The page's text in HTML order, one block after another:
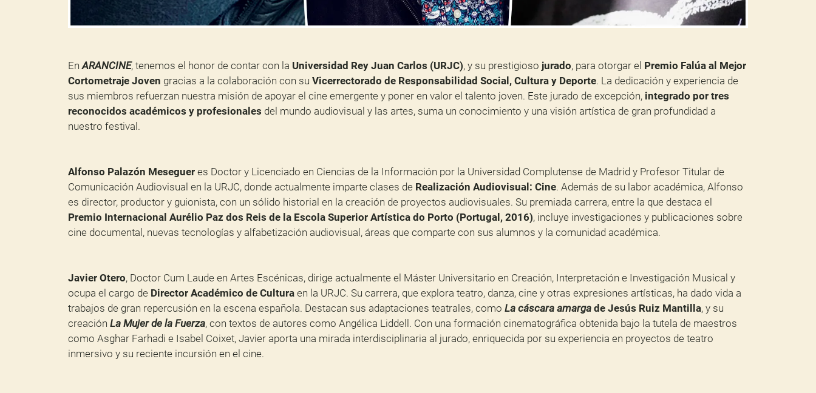
EnARANCINE, tenemos el honor de contar con la Universidad Rey Juan Carlos (URJC), y su prestigioso jurado, para otorgar el Premio Falúa al Mejor
Cortometraje Joven gracias a la colaboración con su Vicerrectorado de Responsabilidad Social, Cultura y Deporte. La dedicación y experiencia de
sus miembros refuerzan nuestra misión de apoyar el cine emergente y poner en valor el talento joven. Este jurado de excepción, integrado por tres
reconocidos académicos y profesionales del mundo audiovisual y las artes, suma un conocimiento y una visión artística de gran profundidad a
nuestro festival.
Alfonso Palazón Meseguer es Doctor y Licenciado en Ciencias de la Información por la Universidad Complutense de Madrid y Profesor Titular de
Comunicación Audiovisual en la URJC, donde actualmente imparte clases de Realización Audiovisual: Cine. Además de su labor académica, Alfonso
es director, productor y guionista, con un sólido historial en la creación de proyectos audiovisuales. Su premiada carrera, entre la que destaca el
Premio Internacional Aurélio Paz dos Reis de la Escola Superior Artística do Porto (Portugal, 2016), incluye investigaciones y publicaciones sobre
cine documental, nuevas tecnologías y alfabetización audiovisual, áreas que comparte con sus alumnos y la comunidad académica.
Javier Otero, Doctor Cum Laude en Artes Escénicas, dirige actualmente el Máster Universitario en Creación, Interpretación e Investigación Musical y
ocupa el cargo de Director Académico de Cultura en la URJC. Su carrera, que explora teatro, danza, cine y otras expresiones artísticas, ha dado vida a
trabajos de gran repercusión en la escena española. Destacan sus adaptaciones teatrales, como La cáscara amarga de Jesús Ruiz Mantilla, y su
creación La Mujer de la Fuerza, con textos de autores como Angélica Liddell. Con una formación cinematográfica obtenida bajo la tutela de maestros
como Asghar Farhadi e Isabel Coixet, Javier aporta una mirada interdisciplinaria al jurado, enriquecida por su experiencia en proyectos de teatro
inmersivo y su reciente incursión en el cine.